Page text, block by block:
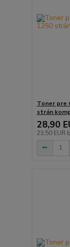
Toner pre
strán
28,90
23,50 EUR